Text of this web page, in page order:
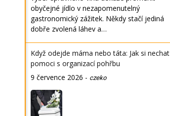
obyčejné jídlo v nezapomenutelný
gastronomický zážitek. Někdy stačí jediná
dobře zvolená láhev a…
Když odejde máma nebo táta: Jak si nechat
pomoci s organizací pohřbu
9 července 2026 - czeko